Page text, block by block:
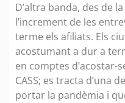
D’altra banda, des de
l’increment de les
terme els afiliats. Els
acostumant a dur a
en comptes d’acostar-
CASS; es tracta d’una
portar la pandèmia i